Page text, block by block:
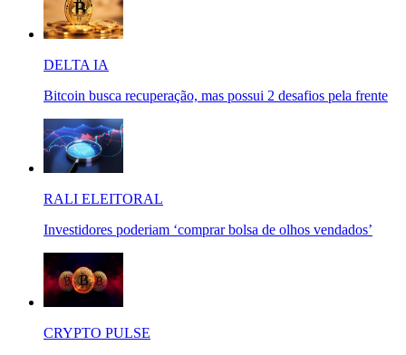
DELTA IA
Bitcoin busca recuperação, mas possui 2 desafios pela frente
RALI ELEITORAL
Investidores poderiam ‘comprar bolsa de olhos vendados’
CRYPTO PULSE